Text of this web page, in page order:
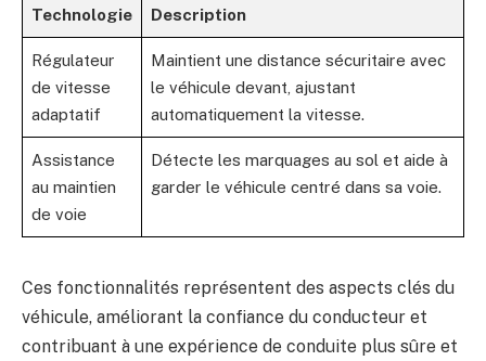
Technologie Description
Régulateur
de vitesse
adaptatif
Maintient une distance sécuritaire avec
le véhicule devant, ajustant
automatiquement la vitesse.
Assistance
au maintien
de voie
Détecte les marquages au sol et aide à
garder le véhicule centré dans sa voie.
Ces fonctionnalités représentent des aspects clés du
véhicule, améliorant la confiance du conducteur et
contribuant à une expérience de conduite plus sûre et